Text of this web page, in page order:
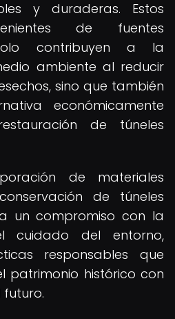
y duraderas. Estos
de fuentes
contribuyen a la
ambiente al reducir
sino que también
económicamente
de túneles
de materiales
de túneles
un compromiso con la
cuidado del entorno,
responsables que
patrimonio histórico con
futuro.